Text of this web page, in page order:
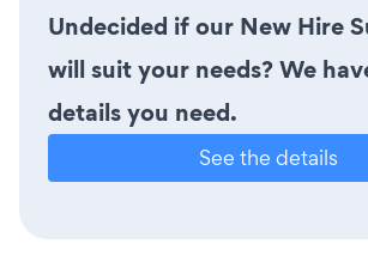
Undecided if our New Hire
will suit your needs? We
details you need.
See the details